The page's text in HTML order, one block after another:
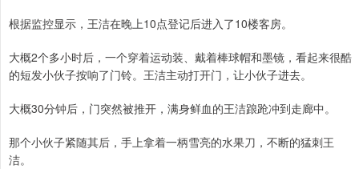
根据监控显示，王洁在晚上10点登记后进入了10楼客房。
大概2个多小时后，一个穿着运动装、戴着棒球帽和墨镜，看起来很酷
的短发小伙子按响了门铃。王洁主动打开门，让小伙子进去。
大概30分钟后，门突然被推开，满身鲜血的王洁踉跄冲到走廊中。
那个小伙子紧随其后，手上拿着一柄雪亮的水果刀，不断的猛刺王
洁。